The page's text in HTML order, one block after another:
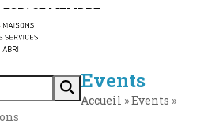
ESPACE MEMBRE
Events
Accueil »Events »